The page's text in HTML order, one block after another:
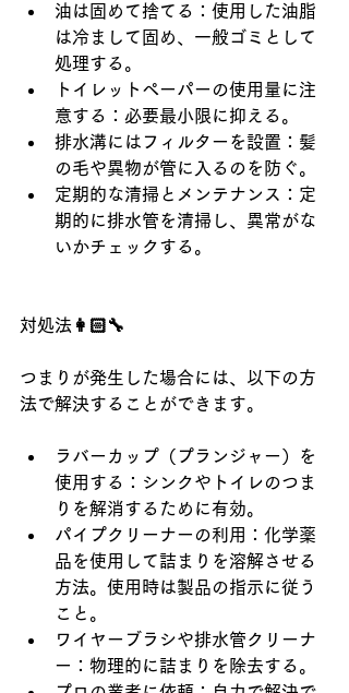
油は固めて捨てる：使用した油脂
は冷まして固め、一般ゴミとして
処理する。
トイレットペーパーの使用量に注
意する：必要最小限に抑える。
排水溝にはフィルターを設置：髪
の毛や異物が管に入るのを防ぐ。
定期的な清掃とメンテナンス：定
期的に排水管を清掃し、異常がな
いかチェックする。
対処法👩🏻‍🔧
つまりが発生した場合には、以下の方
法で解決することができます。
ラバーカップ（プランジャー）を
使用する：シンクやトイレのつま
りを解消するために有効。
パイプクリーナーの利用：化学薬
品を使用して詰まりを溶解させる
方法。使用時は製品の指示に従う
こと。
ワイヤーブラシや排水管クリーナ
ー：物理的に詰まりを除去する。